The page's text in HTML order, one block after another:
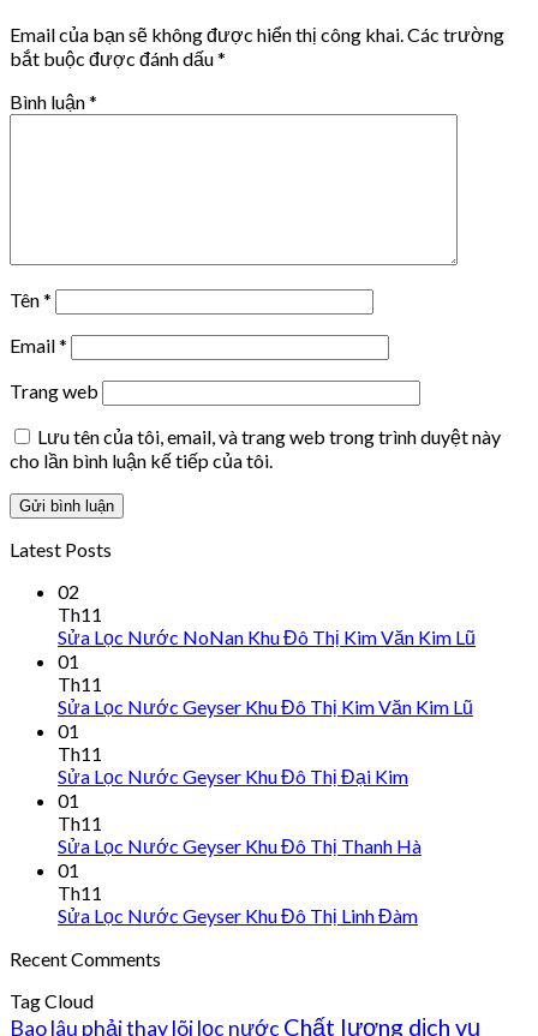
Email của bạn sẽ không được hiển thị công khai. Các trường
bắt buộc được đánh dấu*
Bình luận*
Tên*
Email*
Trang web
Lưu tên của tôi, email, và trang web trong trình duyệt này
cho lần bình luận kế tiếp của tôi.
Latest Posts
02
Th11
Sửa Lọc Nước NoNan Khu Đô Thị Kim Văn Kim Lũ
01
Th11
Sửa Lọc Nước Geyser Khu Đô Thị Kim Văn Kim Lũ
01
Th11
Sửa Lọc Nước Geyser Khu Đô Thị Đại Kim
01
Th11
Sửa Lọc Nước Geyser Khu Đô Thị Thanh Hà
01
Th11
Sửa Lọc Nước Geyser Khu Đô Thị Linh Đàm
Recent Comments
Tag Cloud
Bao lâu phải thay lõi lọc nước Chất lượng dịch vụ